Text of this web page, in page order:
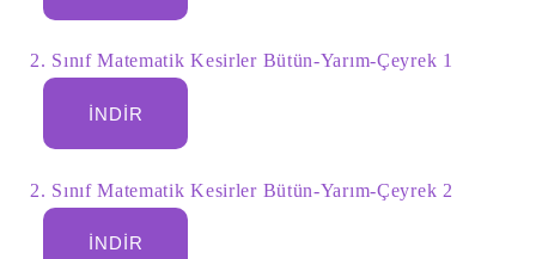
için
arama
sonuçları:
ARA
2. Sınıf Matematik Kesirler Bütün-Yarım-Çeyrek 1
İNDIR
2. Sınıf Matematik Kesirler Bütün-Yarım-Çeyrek 2
İNDIR